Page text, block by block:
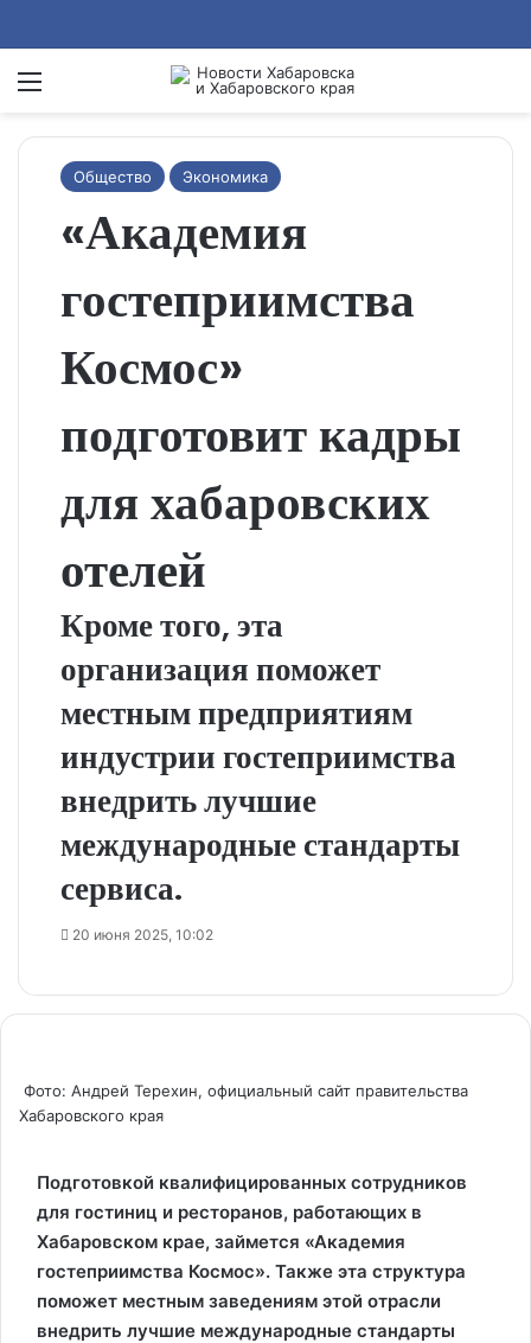
Menu
Общество Экономика
«Академия
гостеприимства
Космос»
подготовит кадры
для хабаровских
отелей
Кроме того, эта
организация поможет
местным предприятиям
индустрии гостеприимства
внедрить лучшие
международные стандарты
сервиса.
20 июня 2025, 10:02
Фото: Андрей Терехин, официальный сайт правительства
Хабаровского края
Подготовкой квалифицированных сотрудников
для гостиниц и ресторанов, работающих в
Хабаровском крае, займется «Академия
гостеприимства Космос». Также эта структура
поможет местным заведениям этой отрасли
внедрить лучшие международные стандарты